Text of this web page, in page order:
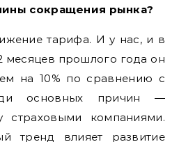
сокращения рынка?
тарифа. И у нас, и в
месяцев прошлого года он
на 10% по сравнению с
основных причин —
страховыми компаниями.
тренд влияет развитие